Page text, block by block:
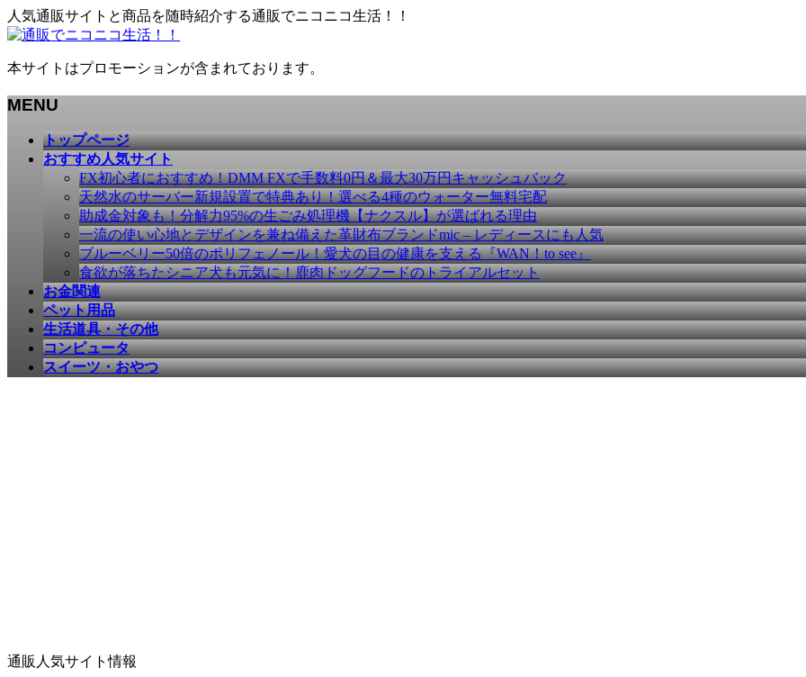
人気通販サイトと商品を随時紹介する通販でニコニコ生活！！
本サイトはプロモーションが含まれております。
MENU
トップページ
おすすめ人気サイト
FX初心者におすすめ！DMM FXで手数料0円＆最大30万円キャッシュバック
天然水のサーバー新規設置で特典あり！選べる4種のウォーター無料宅配
助成金対象も！分解力95%の生ごみ処理機【ナクスル】が選ばれる理由
一流の使い心地とデザインを兼ね備えた革財布ブランドmic – レディースにも人気
ブルーベリー50倍のポリフェノール！愛犬の目の健康を支える『WAN！to see』
食欲が落ちたシニア犬も元気に！鹿肉ドッグフードのトライアルセット
お金関連
ペット用品
生活道具・その他
コンピュータ
スイーツ・おやつ
通販人気サイト情報